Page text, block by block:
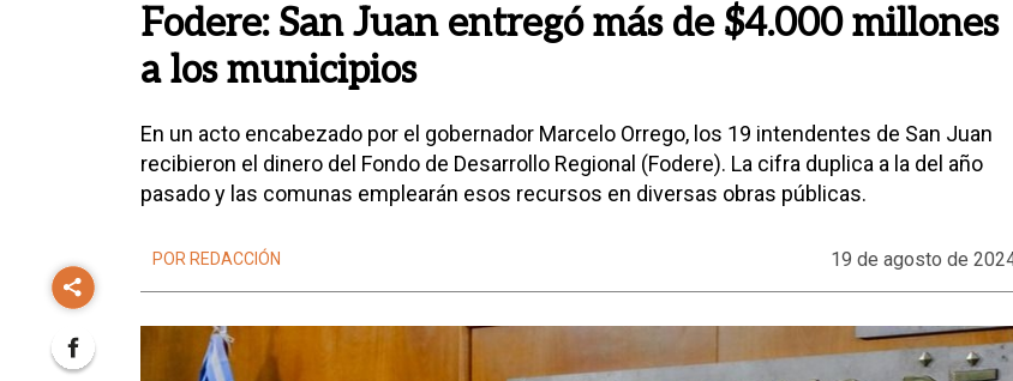
Fodere: San Juan entregó más de $4.000 millones
a los municipios
En un acto encabezado por el gobernador Marcelo Orrego, los 19 intendentes de San Juan
recibieron el dinero del Fondo de Desarrollo Regional (Fodere). La cifra duplica a la del año
pasado y las comunas emplearán esos recursos en diversas obras públicas.
POR REDACCIÓN 19 de agosto de